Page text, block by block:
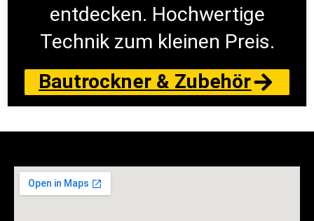
entdecken. Hochwertige
Technik zum kleinen Preis.
Bautrockner & Zubehör